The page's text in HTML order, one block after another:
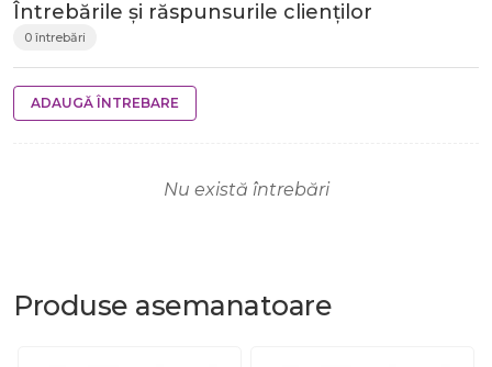
Întrebările și răspunsurile clienților
0 întrebări
ADAUGĂ ÎNTREBARE
Nu există întrebări
Produse asemanatoare